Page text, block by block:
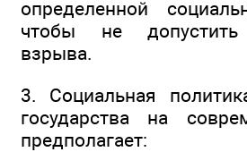
определенной
чтобы не допустить
взрыва.
3. Социальная
государства на
предполагает: